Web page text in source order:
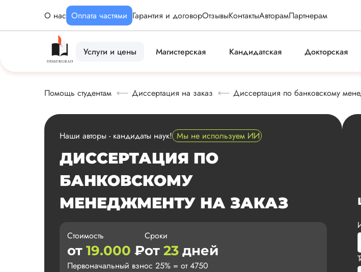
О нас Оплата частями Гарантия и договорОтзывыКонтактыАвторамПартнерам
Услуги и цены Магистерская Кандидатская Докторская
Помощь студентам Диссертация на заказ Диссертация по банковскому
Наши авторы - кандидаты наук! Мы не используем ИИ
ДИССЕРТАЦИЯ ПО
БАНКОВСКОМУ
МЕНЕДЖМЕНТУ НА ЗАКАЗ
Стоимость
от 19.000 ₽
Сроки
от 23 дней
Первоначальный взнос 25% = от 4750